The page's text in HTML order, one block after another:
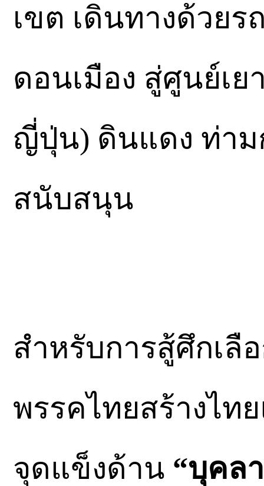
เขต เดินทางด้วย
ดอนเมือง สู่ศูนย์เ
ญี่ปุ่น) ดินแดง ท่าม
สนับสนุน
สำหรับการสู้ศึกเลื
พรรคไทยสร้างไท
จุดแข็งด้าน “บุคล